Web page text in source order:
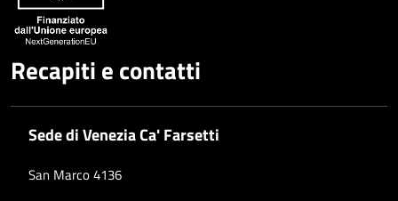
Recapiti e contatti
Sede di Venezia Ca' Farsetti
San Marco 4136